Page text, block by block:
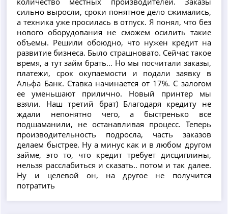
сильно выросли, сроки понятное дело сжимались,
а техника уже просилась в отпуск. Я понял, что без
нового оборудования не сможем осилить такие
объемы. Решили обоюдно, что нужен кредит на
развитие бизнеса. Было страшновато. Сейчас такое
время, а тут займ брать… Но мы посчитали заказы,
платежи, срок окупаемости и подали заявку в
Альфа Банк. Ставка начинается от 17%. С залогом
ее уменьшают прилично. Новый принтер мы
взяли. Наш третий брат) Благодаря кредиту не
ждали непонятно чего, а быстренько все
подшаманили, не останавливая процесс. Теперь
производительность подросла, часть заказов
делаем быстрее. Ну а минус как и в любом другом
займе, это то, что кредит требует дисциплины,
нельзя расслабиться и сказать.. потом и так далее.
Ну и целевой он, на другое не получится
потратить